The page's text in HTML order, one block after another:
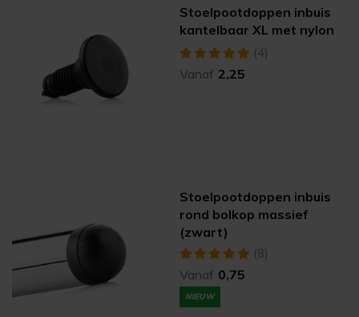
Stoelpootdoppen inbuis
kantelbaar XL met nylon
(4)
Vanaf 2,25
Stoelpootdoppen inbuis
rond bolkop massief
(zwart)
(8)
Vanaf 0,75
NIEUW